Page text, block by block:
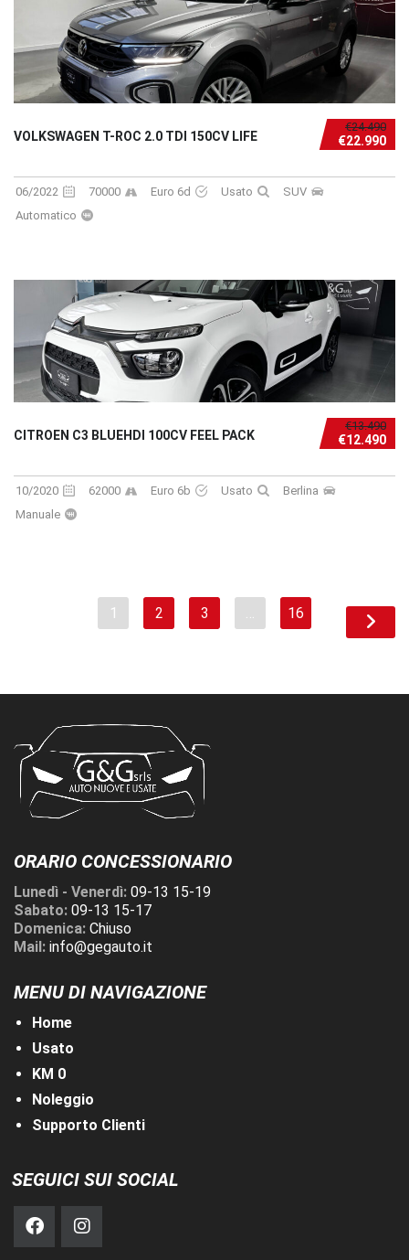
€24.490
€22.990
VOLKSWAGEN T-ROC 2.0 TDI 150CV LIFE
06/2022 70000 Euro 6d Usato
SUV
Automatico
€13.490
€12.490
CITROEN C3 BLUEHDI 100CV FEEL PACK
10/2020 62000 Euro 6b Usato
Berlina
Manuale
1 2 3 … 16
ORARIO CONCESSIONARIO
Lunedì - Venerdì: 09-13 15-19
Sabato: 09-13 15-17
Domenica: Chiuso
Mail: info@gegauto.it
MENU DI NAVIGAZIONE
Home
Usato
KM 0
Noleggio
Supporto Clienti
SEGUICI SUI SOCIAL